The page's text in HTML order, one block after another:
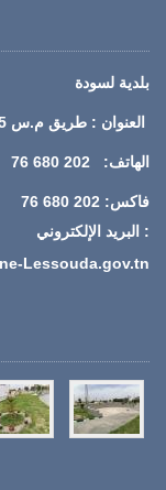
بلدية لسودة
العنوان : طريق م.س 125 لسودة، سيدي بوزيد 9171
الهاتف: 202 680 76
فاكس: 202 680 76
: البريد الإلكتروني
Lessouda.gov.tn